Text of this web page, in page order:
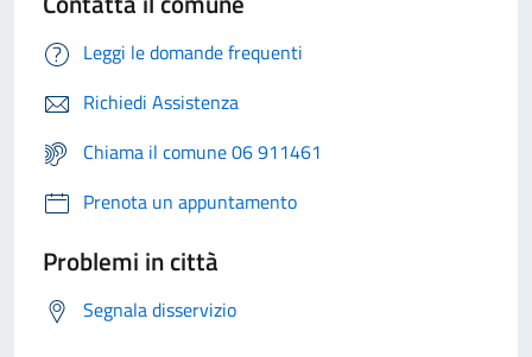
Leggi le domande frequenti
Richiedi Assistenza
Chiama il comune 06 911461
Prenota un appuntamento
Problemi in città
Segnala disservizio